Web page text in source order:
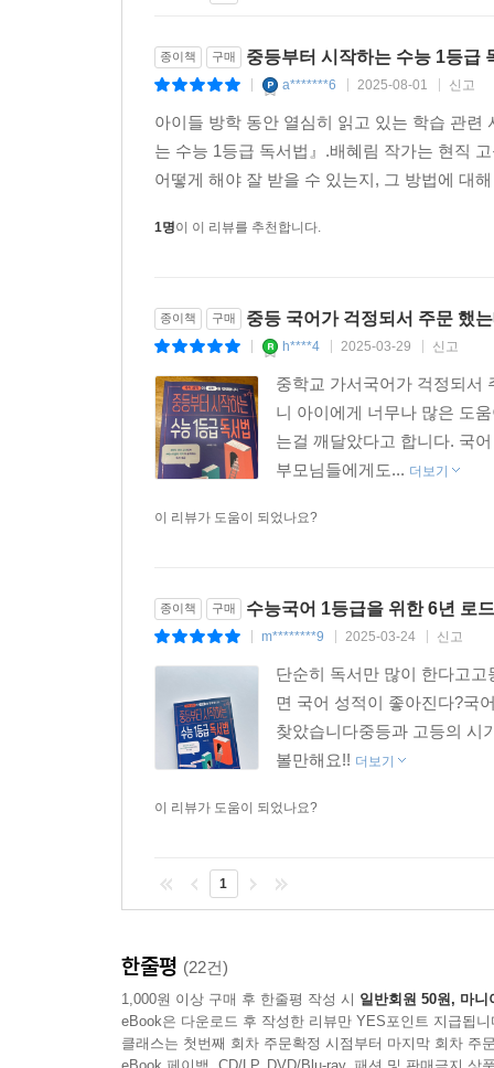
종이책 구매 중등부터 시작하는 수능 1등급
a*******6 2025-08-01 신고
아이들 방학 동안 열심히 읽고 있는 학습 관
는 수능 1등급 독서법』.배혜림 작가는 현직
어떻게 해야 잘 받을 수 있는지, 그 방법에 대
1명이 이 리뷰를 추천합니다.
종이책 구매 중등 국어가 걱정되서 주문 했
h****4 2025-03-29 신고
중학교 가서국어가 걱정되서
니 아이에게 너무나 많은 도
는걸 깨달았다고 합니다. 국
부모님들에게도... 더보기
이 리뷰가 도움이 되었나요?
종이책 구매 수능국어 1등급을 위한 6년 로
m********9 2025-03-24 신고
단순히 독서만 많이 한다고
면 국어 성적이 좋아진다?국
찾았습니다중등과 고등의 시
볼만해요!! 더보기
이 리뷰가 도움이 되었나요?
1
한줄평 (22건)
1,000원 이상 구매 후 한줄평 작성 시 일반회원 50원, 마니
eBook은 다운로드 후 작성한 리뷰만 YES포인트 지급됩니
클래스는 첫번째 회차 주문확정 시점부터 마지막 회차 주